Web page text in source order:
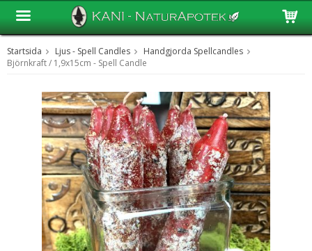
Produkten har blivit tillagd i varukorgen
Startsida Ljus - Spell Candles
Handgjorda Spellcandles
Björnkraft / 1,9x15cm - Spell Candle